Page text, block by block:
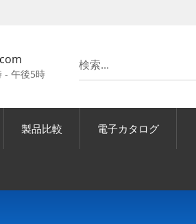
- 午後5時
製品比較 電子カタログ